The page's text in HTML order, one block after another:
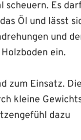
scheuern. Es
Öl und lässt
und
ein.
zum Einsatz.
kleine
dazu